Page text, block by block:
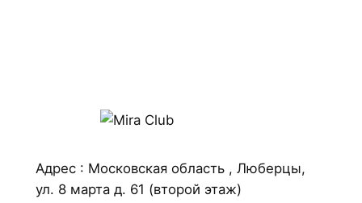
Адрес : Московская область , Люберцы,
ул. 8 марта д. 61 (второй этаж)